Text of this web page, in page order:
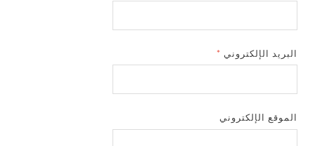
البريد الإلكتروني *
الموقع الإلكتروني